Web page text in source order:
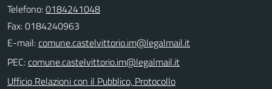
Telefono:0184241048
Fax: 0184240963
E-mail:
PEC:
Ufficio Relazioni con il Pubblico, Protocollo